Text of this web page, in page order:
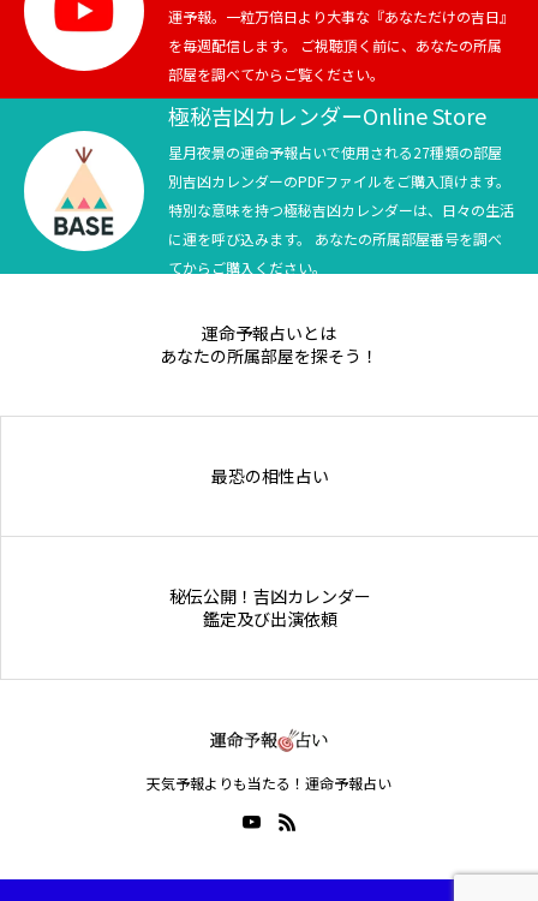
競馬
テニス四大大会・五輪
テニス四大大会・五輪
運予報。一粒万倍日より大事な『あなただけの吉日』
を毎週配信します。 ご視聴頂く前に、あなたの所属
部屋を調べてからご覧ください。
極秘吉凶カレンダーOnline Store
星月夜景の運命予報占いで使用される27種類の部屋
別吉凶カレンダーのPDFファイルをご購入頂けます。
特別な意味を持つ極秘吉凶カレンダーは、日々の生活
に運を呼び込みます。 あなたの所属部屋番号を調べ
てからご購入ください。
運命予報占いとは
あなたの所属部屋を探そう！
最恐の相性占い
秘伝公開！吉凶カレンダー
鑑定及び出演依頼
天気予報よりも当たる！運命予報占い